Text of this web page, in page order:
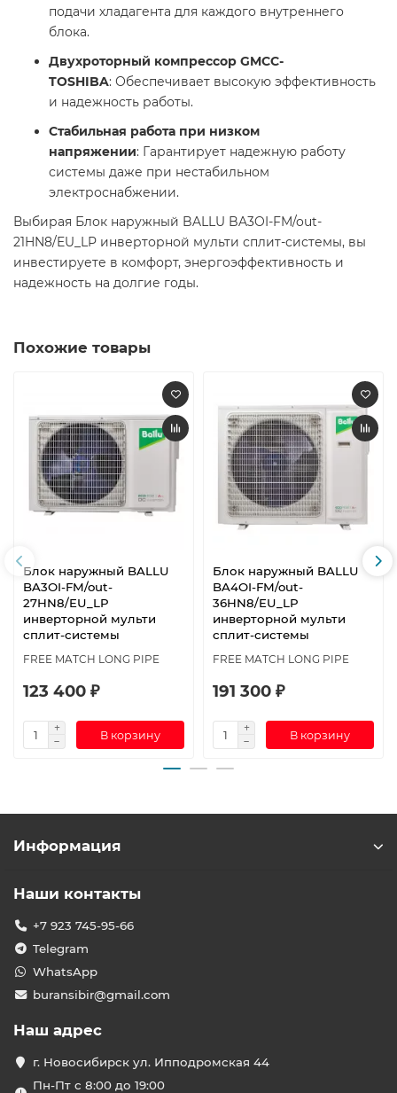
подачи хладагента для каждого внутреннего
блока.
Двухроторный компрессор GMCC-
TOSHIBA: Обеспечивает высокую эффективность
и надежность работы.
Стабильная работа при низком
напряжении: Гарантирует надежную работу
системы даже при нестабильном
электроснабжении.​
Выбирая Блок наружный BALLU BA3OI-FM/out-
21HN8/EU_LP инверторной мульти сплит-системы, вы
инвестируете в комфорт, энергоэффективность и
надежность на долгие годы.​
Похожие товары
Блок наружный BALLU
BA3OI-FM/out-
27HN8/EU_LP
инверторной мульти
сплит-системы
FREE MATCH LONG PIPE
123 400 ₽
В корзину
Блок наружный BALLU
BA4OI-FM/out-
36HN8/EU_LP
инверторной мульти
сплит-системы
FREE MATCH LONG PIPE
191 300 ₽
В корзину
Информация
Наши контакты
+7 923 745-95-66
Telegram
WhatsApp
buransibir@gmail.com
Наш адрес
г. Новосибирск ул. Ипподромская 44
Пн-Пт с 8:00 до 19:00